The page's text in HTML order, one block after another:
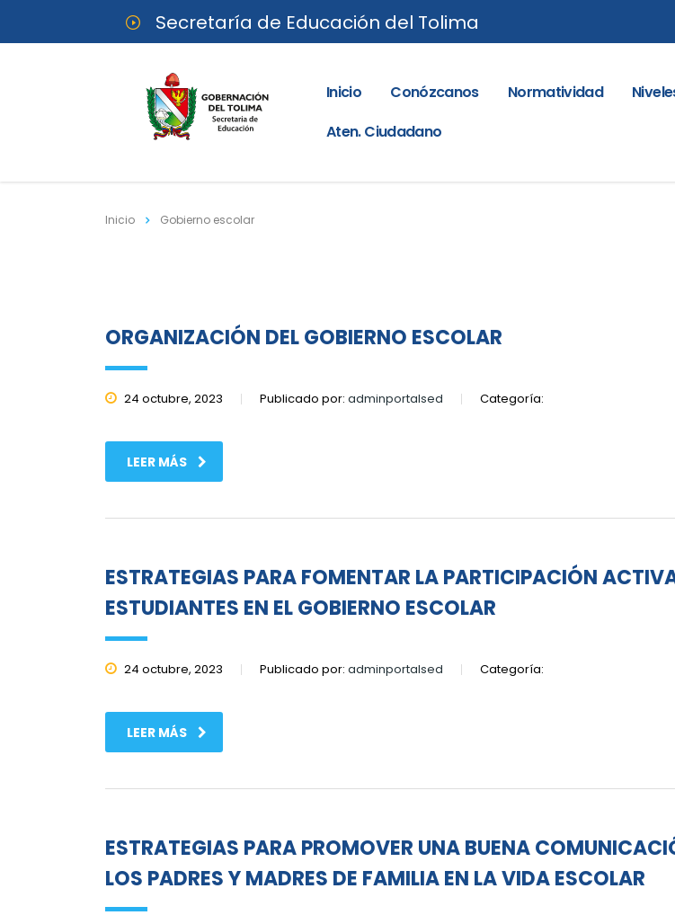
Secretaría de Educación del Tolima
Inicio Conózcanos Normatividad
Aten. Ciudadano
Inicio Gobierno escolar
ORGANIZACIÓN DEL GOBIERNO ESCOLAR
24 octubre, 2023 Publicado por: adminportalsed Categoría:
LEER MÁS
ESTRATEGIAS PARA FOMENTAR LA PARTICIPACIÓN
ESTUDIANTES EN EL GOBIERNO ESCOLAR
24 octubre, 2023 Publicado por: adminportalsed Categoría:
LEER MÁS
ESTRATEGIAS PARA PROMOVER UNA BUENA
LOS PADRES Y MADRES DE FAMILIA EN LA VIDA ESCOLAR